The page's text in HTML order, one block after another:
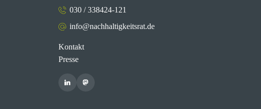
030 / 338424-121
info@nachhaltigkeitsrat.de
Kontakt
Presse